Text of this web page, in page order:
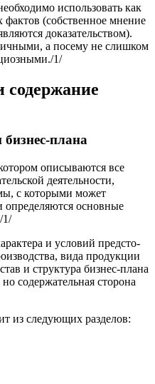
использовать как
(собственное мнение
доказательством).
а посему не слишком
1/
содержание
плана
описываются все
деятельности,
с которыми может
определяются основные
1/
и условий предсто­
вида продукции
и структура бизнес-плана
содержательная сторона
из следую­щих разделов: